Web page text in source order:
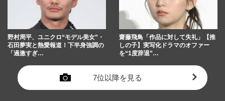
野村周平、ユニクロ“モデル美女”・
石田夢実と熱愛報道！下半身強調の
「過激すぎ…
齋藤飛鳥「作品に対して失礼」【推
しの子】実写化ドラマのオファー
を“1度辞退”…
7位以降を見る